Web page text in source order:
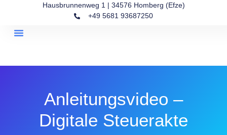
Hausbrunnenweg 1 | 34576 Homberg (Efze)
+49 5681 93687250
Anleitungsvideo –
Digitale Steuerakte